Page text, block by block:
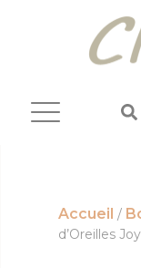
Accueil /
d’Oreilles